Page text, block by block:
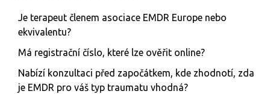
Je terapeut členem asociace EMDR Europe nebo
ekvivalentu?
Má registrační číslo, které lze ověřit online?
Nabízí konzultaci před započátkem, kde zhodnotí, zda
je EMDR pro váš typ traumatu vhodná?